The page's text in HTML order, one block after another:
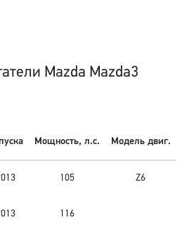
Mazda Mazda3
Мощность, л.с. Модель двиг.
105 Z6
116